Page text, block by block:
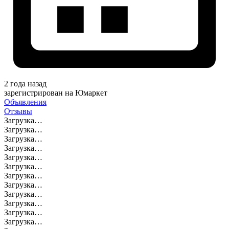
2 года назад
зарегистрирован на Юмаркет
Объявления
Отзывы
Загрузка…
Загрузка…
Загрузка…
Загрузка…
Загрузка…
Загрузка…
Загрузка…
Загрузка…
Загрузка…
Загрузка…
Загрузка…
Загрузка…